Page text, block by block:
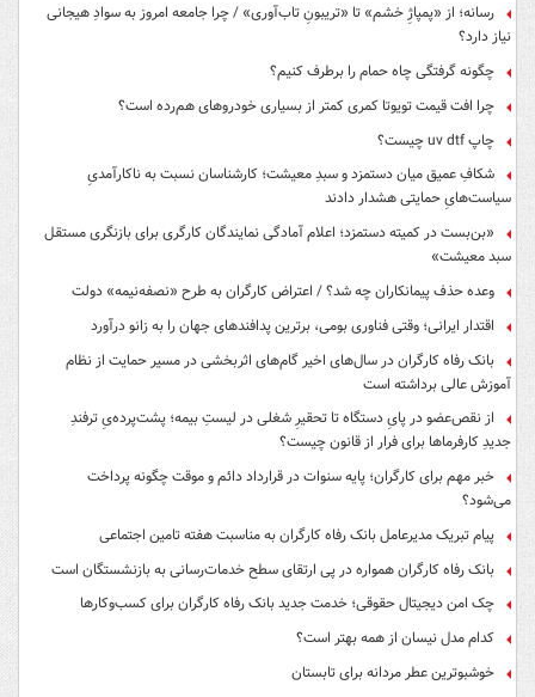
رسانه؛ از «پمپاژِ خشم» تا «تریبونِ تاب‌آوری» / چرا جامعه امروز به سوادِ هیجانی
نیاز دارد؟
چگونه گرفتگی چاه حمام را برطرف کنیم؟
چرا افت قیمت تویوتا کمری کمتر از بسیاری خودروهای هم‌رده است؟
چاپ uv dtf چیست؟
شکافِ عمیق میان دستمزد و سبدِ معیشت؛ کارشناسان نسبت به ناکارآمدیِ
سیاست‌هایِ حمایتی هشدار دادند
«بن‌بست در کمیته دستمزد؛ اعلام آمادگی نمایندگان کارگری برای بازنگری مستقل
سبد معیشت»
وعده حذف پیمانکاران چه شد؟ / اعتراض کارگران به طرح «نصفه‌نیمه» دولت
اقتدار ایرانی؛ وقتی فناوری بومی، برترین پدافندهای جهان را به زانو درآورد
بانک رفاه کارگران در سال‌های اخیر گام‌های اثربخشی در مسیر حمایت از نظام
آموزش عالی برداشته است
از نقص‌عضو در پایِ دستگاه تا تحقیرِ شغلی در لیستِ بیمه؛ پشت‌پرده‌یِ ترفندِ
جدیدِ کارفرماها برای فرار از قانون چیست؟
خبر مهم برای کارگران؛ پایه سنوات در قرارداد دائم و موقت چگونه پرداخت
می‌شود؟
پیام تبریک مدیرعامل بانک رفاه کارگران به مناسبت هفته تامین اجتماعی
بانک رفاه کارگران همواره در پی ارتقای سطح خدمات‌رسانی به بازنشستگان است
چک امن دیجیتال حقوقی؛ خدمت جدید بانک رفاه کارگران برای کسب‌وکارها
کدام مدل نیسان از همه بهتر است؟
خوشبوترین عطر مردانه برای تابستان